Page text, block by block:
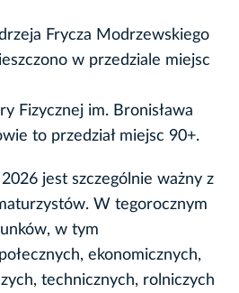
Frycza Modrzewskiego
w przedziale miejsc
Fizycznej im. Bronisława
to przedział miejsc 90+.
jest szczególnie ważny z
W tegorocznym
w tym
ekonomicznych,
technicznych, rolniczych